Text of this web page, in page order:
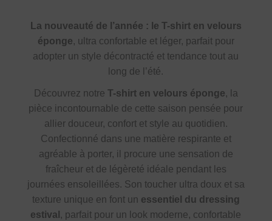
La nouveauté de l’année : le T-shirt en velours
éponge, ultra confortable et léger, parfait pour
adopter un style décontracté et tendance tout au
long de l’été.
Découvrez notre T-shirt en velours éponge, la
pièce incontournable de cette saison pensée pour
allier douceur, confort et style au quotidien.
Confectionné dans une matière respirante et
agréable à porter, il procure une sensation de
fraîcheur et de légèreté idéale pendant les
journées ensoleillées. Son toucher ultra doux et sa
texture unique en font un essentiel du dressing
estival , parfait pour un look moderne, confortable